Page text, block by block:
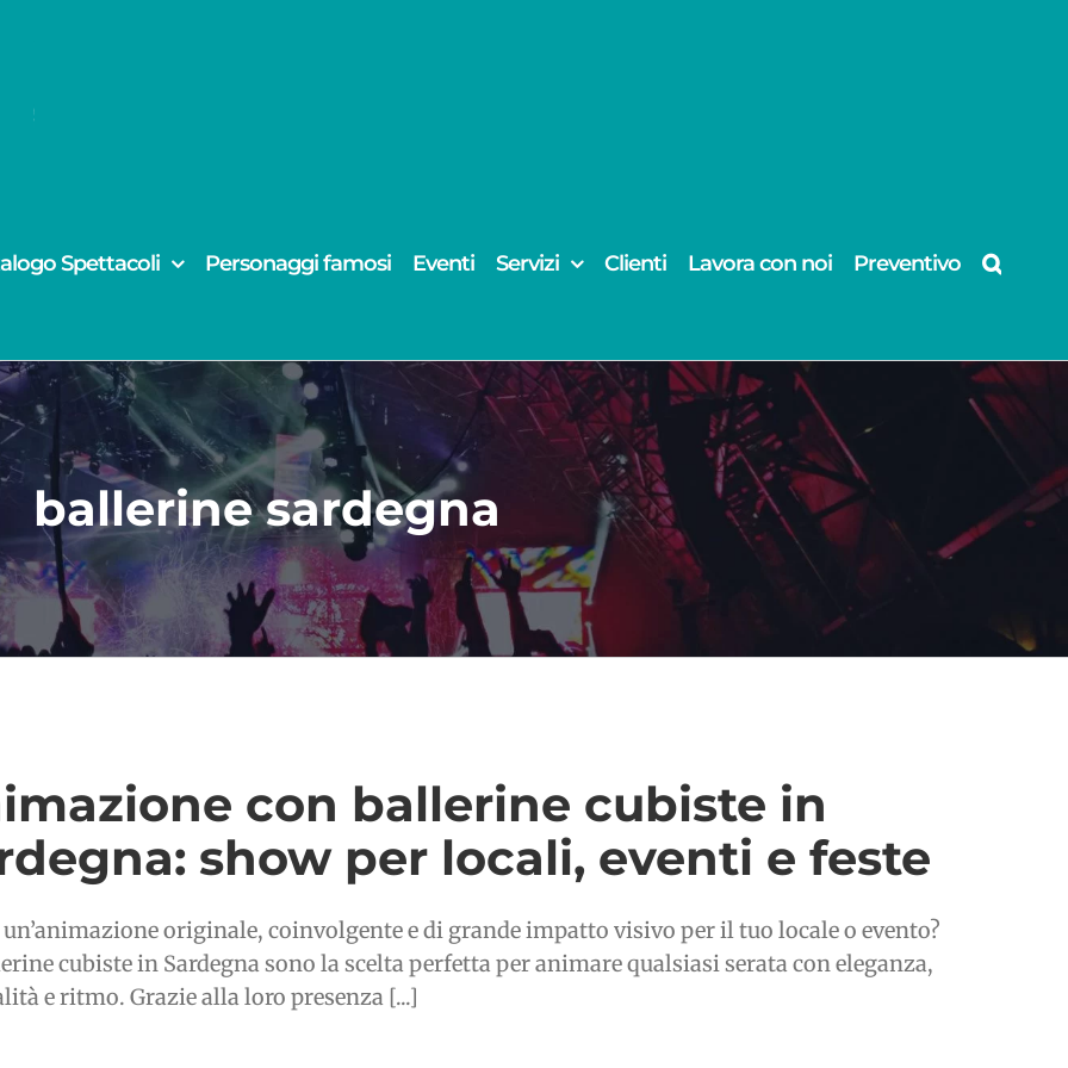
Spettacoli Personaggi famosi Eventi Servizi Clienti Lavora con noi Preventivo
ballerine sardegna
con ballerine cubiste in
show per locali, eventi e feste
un’animazione originale, coinvolgente e di grande impatto visivo per il tuo locale o evento?
cubiste in Sardegna sono la scelta perfetta per animare qualsiasi serata con eleganza,
e ritmo. Grazie alla loro presenza [...]